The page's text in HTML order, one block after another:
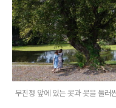
무진정 앞에 있는 못과 못을 둘러